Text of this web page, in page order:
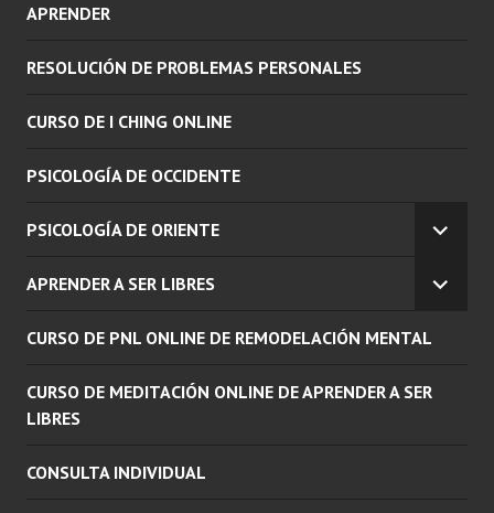
APRENDER
RESOLUCIÓN DE PROBLEMAS PERSONALES
CURSO DE I CHING ONLINE
PSICOLOGÍA DE OCCIDENTE
PSICOLOGÍA DE ORIENTE
MENÚ
APRENDER A SER LIBRES
CURSO DE PNL ONLINE DE REMODELACIÓN MENTAL
CURSO DE MEDITACIÓN ONLINE DE APRENDER A SER
LIBRES
CONSULTA INDIVIDUAL